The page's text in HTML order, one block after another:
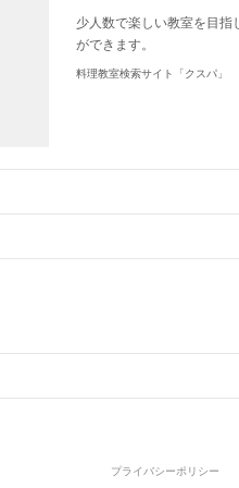
少人数で楽しい教室を目
ができます。
料理教室検索サイト「クスパ」
プライバシーポリシー